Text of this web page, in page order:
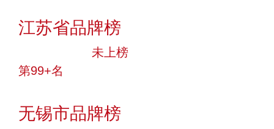
江苏省品牌榜
未上榜
第99+名
无锡市品牌榜